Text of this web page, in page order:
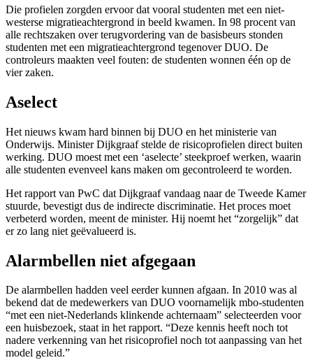
Die profielen zorgden ervoor dat vooral studenten met een niet-
westerse migratieachtergrond in beeld kwamen. In 98 procent van
alle rechtszaken over terugvordering van de basisbeurs stonden
studenten met een migratieachtergrond tegenover DUO. De
controleurs maakten veel fouten: de studenten wonnen één op de
vier zaken.
Aselect
Het nieuws kwam hard binnen bij DUO en het ministerie van
Onderwijs. Minister Dijkgraaf stelde de risicoprofielen direct buiten
werking. DUO moest met een ‘aselecte’ steekproef werken, waarin
alle studenten evenveel kans maken om gecontroleerd te worden.
Het rapport van PwC dat Dijkgraaf vandaag naar de Tweede Kamer
stuurde, bevestigt dus de indirecte discriminatie. Het proces moet
verbeterd worden, meent de minister. Hij noemt het “zorgelijk” dat
er zo lang niet geëvalueerd is.
Alarmbellen niet afgegaan
De alarmbellen hadden veel eerder kunnen afgaan. In 2010 was al
bekend dat de medewerkers van DUO voornamelijk mbo-studenten
“met een niet-Nederlands klinkende achternaam” selecteerden voor
een huisbezoek, staat in het rapport. “Deze kennis heeft noch tot
nadere verkenning van het risicoprofiel noch tot aanpassing van het
model geleid.”